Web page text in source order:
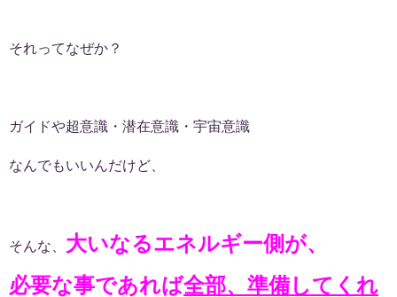
それってなぜか？
ガイドや超意識・潜在意識・宇宙意識
なんでもいいんだけど、
そんな、 大いなるエネルギー側が、
必要な事であれば全部、準備してくれ